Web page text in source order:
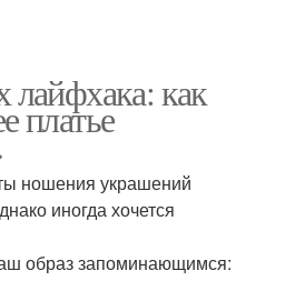
лайфхака: как
платье
ношения украшений
иногда хочется
образ запоминающимся: